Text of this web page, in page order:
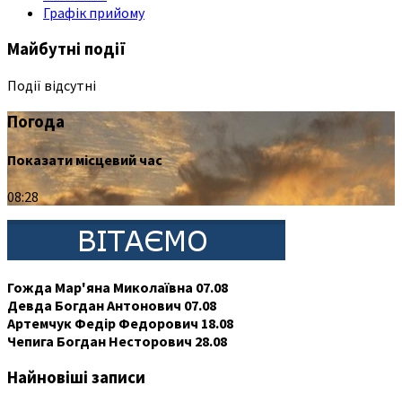
Графік прийому
Майбутні події
Події відсутні
Погода
Показати місцевий час
08:28
Гожда Мар'яна Миколаївна 07.08
Девда Богдан Антонович 07.08
Артемчук Федір Федорович 18.08
Чепига Богдан Несторович 28.08
Найновіші записи